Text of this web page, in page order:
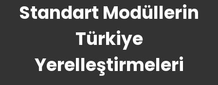
Standart Modüllerin
Türkiye
Yerelleştirmeleri